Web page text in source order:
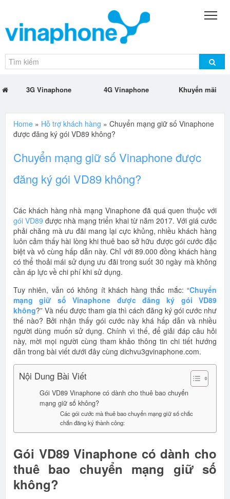
3G Vinaphone 4G Vinaphone Khuyến mãi
Home » Hỗ trợ khách hàng » Chuyển mạng giữ số Vinaphone
được đăng ký gói VD89 không?
Chuyển mạng giữ số Vinaphone được
đăng ký gói VD89 không?
Các khách hàng nhà mạng Vinaphone đã quá quen thuộc với
gói VD89 được nhà mạng triển khai từ năm 2017. Với giá cước
phải chăng mà ưu đãi mang lại cực khủng, nhiều khách hàng
luôn cảm thấy hài lòng khi thuê bao sở hữu được gói cước đặc
biệt và vô cùng hấp dẫn này. Chỉ với 89.000 đồng khách hàng
có thể thoải mái sử dụng ưu đãi trong suốt 30 ngày mà không
cần áp lực về chi phí khi sử dụng.
Tuy nhiên, vẫn có không ít khách hàng thắc mắc: “Chuyển
mạng giữ số Vinaphone được đăng ký gói VD89
không?” Và nếu được tham gia thì cách đăng ký gói cước như
thế nào? Bởi nhận thấy gói cước này khá hấp dẫn và nhiều
người dùng muốn sử dụng. Chính vì thế, để giải đáp câu hỏi
này, mời mọi người cùng tham khảo thông tin chi tiết hướng
dẫn trong bài viết dưới đây cùng dichvu3gvinaphone.com.
Nội Dung Bài Viết
Gói VD89 Vinaphone có dành cho thuê bao chuyển
mạng giữ số không?
Các gói cước mà thuê bao chuyển mạng giữ số chắc
chắn đăng ký thành công:
Gói VD89 Vinaphone có dành cho
thuê bao chuyển mạng giữ số
không?